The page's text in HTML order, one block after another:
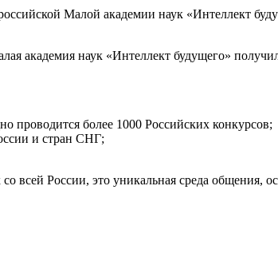
Малой академии наук «Интеллект
академия наук «Интеллект будущего»
проводится более 1000 Российских конкурсов;
и стран СНГ;
всей России, это уникальная среда общения,